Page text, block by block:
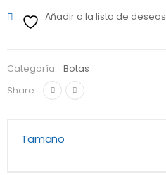
Añadir a la lista de deseos
Categoría:
Botas
Share:
Tamaño